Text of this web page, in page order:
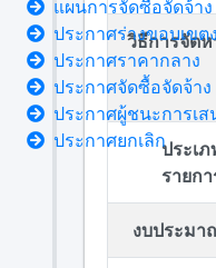
วิธีการจัดห
ประเภ
รายกา
งบประมา
แผนการจัดซื้อจัดจ้าง
ประกาศร่างขอบเขต
ประกาศราคากลาง
ประกาศจัดซื้อจัดจ้าง
ประกาศผู้ชนะการเส
ประกาศยกเลิก